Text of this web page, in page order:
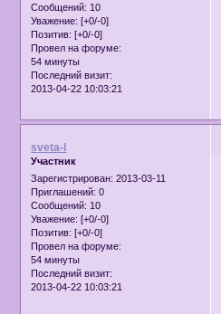
Сообщений: 10
Уважение: [+0/-0]
Позитив: [+0/-0]
Провел на форуме:
54 минуты
Последний визит:
2013-04-22 10:03:21
sveta-l
Участник
Зарегистрирован: 2013-03-11
Приглашений: 0
Сообщений: 10
Уважение: [+0/-0]
Позитив: [+0/-0]
Провел на форуме:
54 минуты
Последний визит:
2013-04-22 10:03:21